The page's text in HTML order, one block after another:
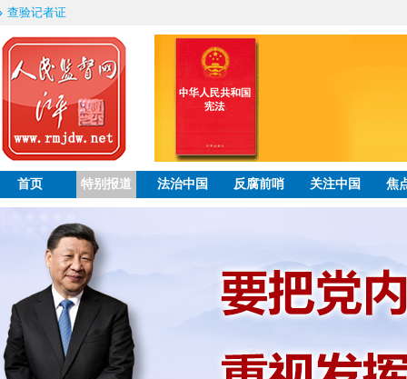
查验记者证
首页 特别报道 法治中国 反腐前哨 关注中国 焦